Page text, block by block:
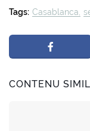
Tags: Casablanca
CONTENU